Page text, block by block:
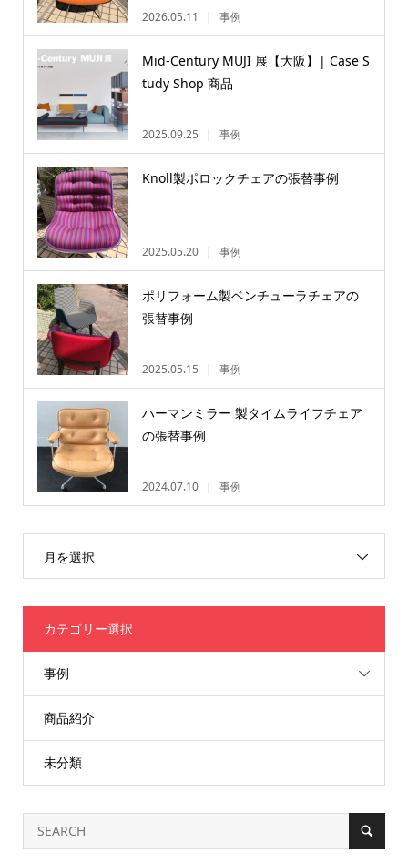
2026.05.11 事例
Mid-Century MUJI 展【大阪】| Case S
tudy Shop 商品
2025.09.25 事例
Knoll製ポロックチェアの張替事例
2025.05.20 事例
ポリフォーム製ベンチューラチェアの
張替事例
2025.05.15 事例
ハーマンミラー 製タイムライフチェア
の張替事例
2024.07.10 事例
月を選択
カテゴリー選択
事例
商品紹介
未分類